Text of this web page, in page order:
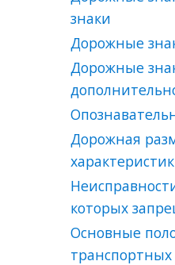
знаки
Дорожные
Дорожные
Дорожная
которых
Основные
транспортных